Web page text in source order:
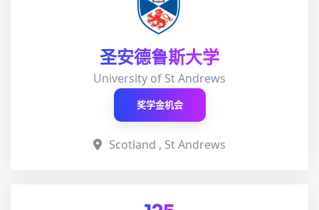
圣安德鲁斯大学
University of St Andrews
奖学金机会
Scotland , St Andrews